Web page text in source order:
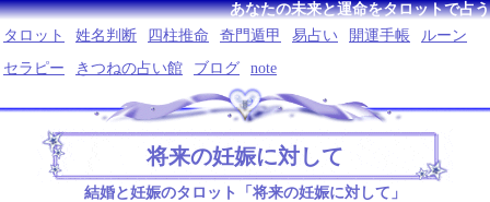
あなたの未来と運命をタロットで占う
タロット
姓名判断 四柱推命 奇門遁甲 易占い 開運手帳
ルーン
セラピー
きつねの占い館 ブログ note
将来の妊娠に対して
結婚と妊娠のタロット「将来の妊娠に対して」